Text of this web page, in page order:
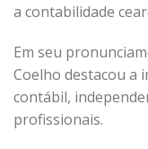
a contabilidade
Em seu
Coelho destacou a
contábil,
profissionais.